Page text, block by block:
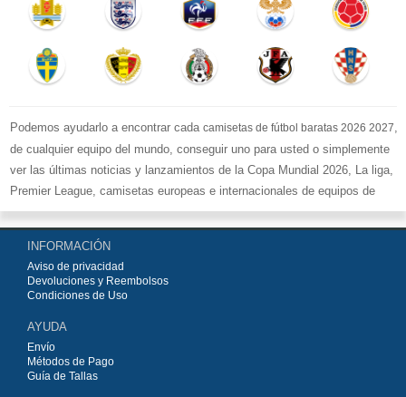
Podemos ayudarlo a encontrar cada camisetas de fútbol baratas 2026 2027,
de cualquier equipo del mundo, conseguir uno para usted o simplemente
ver las últimas noticias y lanzamientos de la Copa Mundial 2026, La liga,
Premier League, camisetas europeas e internacionales de equipos de
fútbol y kits.
Comprecamisetas de fútbol baratas replicasen la tienda deportiva
más grande de Europa. ¡Grandes ofertas en todas las camisetas del club
de fútbol, ​​kits europeos e internacionales, todo a los precios más bajos!
Compre nuestra gran selección de
INFORMACIÓN
Aviso de privacidad
Devoluciones y Reembolsos
Condiciones de Uso
AYUDA
Envío
Métodos de Pago
Guía de Tallas